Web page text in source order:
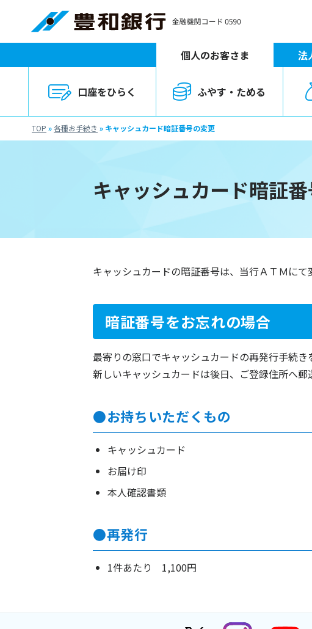
個人のお客さま
法
口座をひらく ふやす・ためる
TOP »各種お手続き » キャッシュカード暗証番号の変更
キャッシュカード暗証
キャッシュカードの暗証番号は、当行ＡＴＭに
暗証番号をお忘れの場合
最寄りの窓口でキャッシュカードの再発行手続
新しいキャッシュカードは後日、ご登録住所へ郵
●お持ちいただくもの
キャッシュカード
お届け印
本人確認書類
●再発行
1件あたり 1,100円